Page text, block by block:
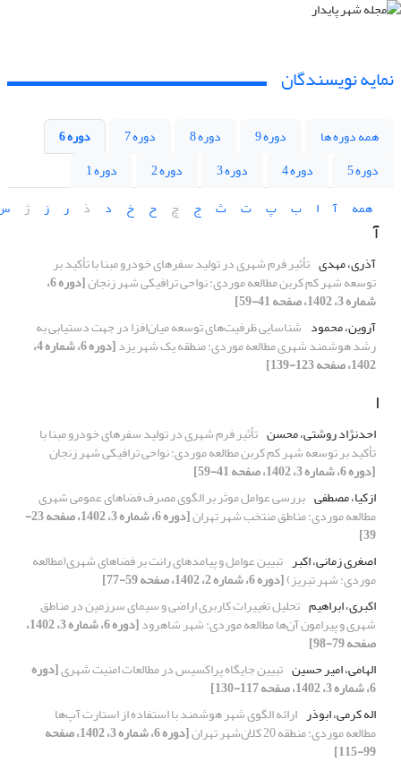
نمایه نویسندگان
همه دوره ها دوره 9 دوره 8 دوره 7
دوره 6
دوره 5
دوره 4 دوره 3 دوره 2
دوره 1
همه
آ ا ب پ ت ث ج چ ح خ د ذ ر ز ژ
آ
آذری، مهدی تأثیر فرم شهری در تولید سفرهای خودرو مبنا با تأکید بر
توسعه شهر کم کربن مطالعه موردی: نواحی ترافیکی شهر زنجان [دوره 6،
شماره 3، 1402، صفحه 41-59]
آروین، محمود شناسایی ظرفیت‌های توسعه میان‌افزا در جهت دستیابی به
رشد هوشمند شهری مطالعه موردی: منطقه یک شهر یزد [دوره 6، شماره 4،
1402، صفحه 123-139]
ا
احدنژاد روشتی، محسن تأثیر فرم شهری در تولید سفرهای خودرو مبنا با
تأکید بر توسعه شهر کم کربن مطالعه موردی: نواحی ترافیکی شهر زنجان
[دوره 6، شماره 3، 1402، صفحه 41-59]
ازکیا، مصطفی بررسی عوامل موثر بر الگوی مصرف فضاهای عمومی شهری
مطالعه موردی: مناطق منتخب شهر تهران [دوره 6، شماره 3، 1402، صفحه 23-
39]
اصغری زمانی، اکبر تبیین عوامل و پیامدهای رانت بر فضاهای شهری(مطالعه
موردی: شهر تبریز)[دوره 6، شماره 2، 1402، صفحه 59-77]
اکبری، ابراهیم تحلیل تغییرات کاربری اراضی و سیمای سرزمین در مناطق
شهری و پیرامون آن‌ها مطالعه موردی: شهر شاهرود [دوره 6، شماره 3، 1402،
صفحه 79-98]
الهامی، امیر حسین تبیین جایگاه پراکسیس در مطالعات امنیت شهری[دوره
6، شماره 3، 1402، صفحه 117-130]
اله کرمی، ابوذر ارائه الگوی شهر هوشمند با استفاده از استارت آپ‌ها
مطالعه موردی: منطقه 20 کلان‌شهر تهران [دوره 6، شماره 3، 1402، صفحه
99-115]